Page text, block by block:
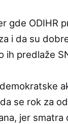
gde ODIHR
i da su
ih predlaže
se rok za
jer